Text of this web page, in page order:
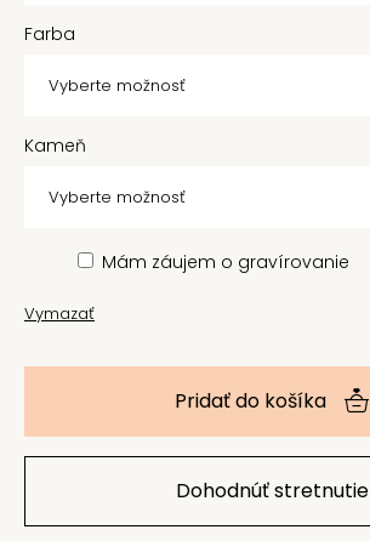
Farba
Kameň
Mám záujem o gravírovanie
Vymazať
Pridať do košíka
Dohodnúť stretnutie